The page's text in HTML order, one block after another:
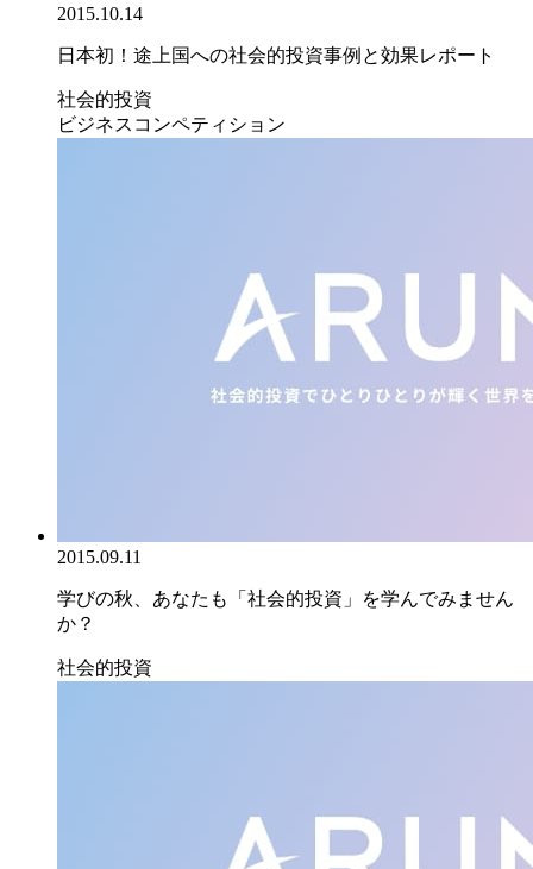
2015.10.14
日本初！途上国への社会的投資事例と効果レポート
社会的投資
ビジネスコンペティション
2015.09.11
学びの秋、あなたも「社会的投資」を学んでみません
か？
社会的投資